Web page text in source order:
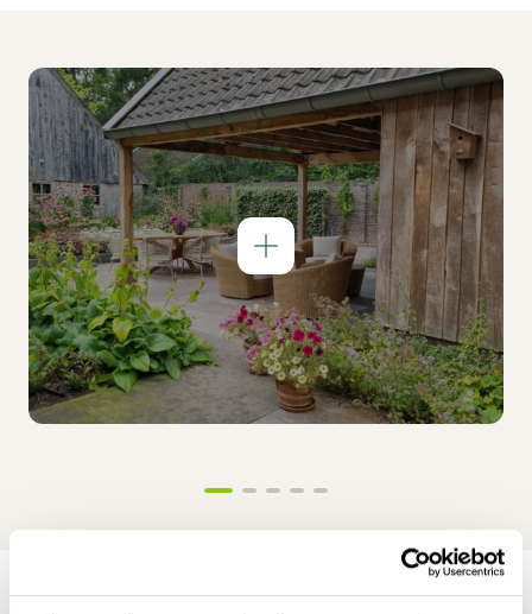
Onze inspiratie